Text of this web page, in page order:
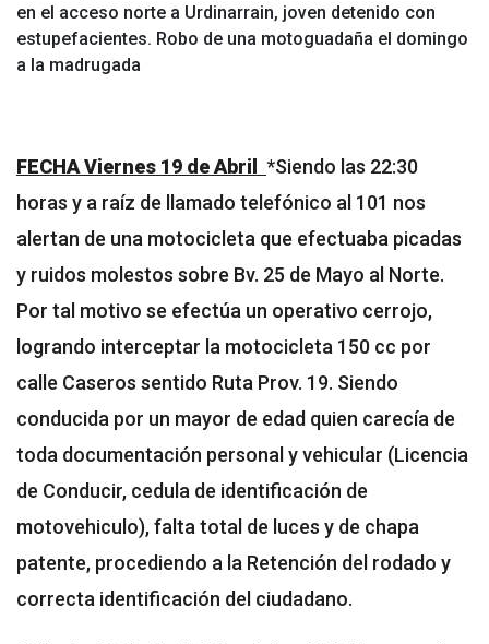
en el acceso norte a Urdinarrain, joven detenido con
estupefacientes. Robo de una motoguadaña el domingo
a la madrugada
FECHA Viernes 19 de Abril *Siendo las 22:30
horas y a raíz de llamado telefónico al 101 nos
alertan de una motocicleta que efectuaba picadas
y ruidos molestos sobre Bv. 25 de Mayo al Norte.
Por tal motivo se efectúa un operativo cerrojo,
logrando interceptar la motocicleta 150 cc por
calle Caseros sentido Ruta Prov. 19. Siendo
conducida por un mayor de edad quien carecía de
toda documentación personal y vehicular (Licencia
de Conducir, cedula de identificación de
motovehiculo), falta total de luces y de chapa
patente, procediendo a la Retención del rodado y
correcta identificación del ciudadano.